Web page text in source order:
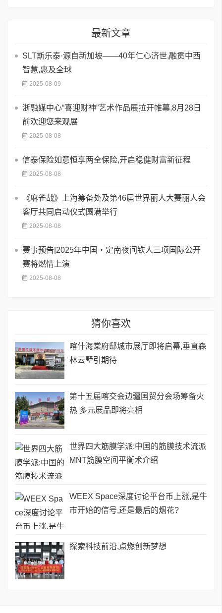
最新文章
SLT斯乐泰·源自新加坡——40年仁心济世,融贯中西
智慧,惠及全球
2025-08-09
浙融媒中心“喜迎财神”艺术作品展拉开帷幕,8月28日
前欢迎您来观展
2025-08-08
信泰保险如意恒享两全保险,开启稳健财富新征程
2025-08-08
《麻雀战》上海筹备处及第46届世界丽人大赛丽人会
客厅共同启动仪式圆满举行
2025-08-08
赛事预告|2025年中国・定南夜间铁人三项国际公开
赛将燃情上演
2025-08-08
猜你喜欢
喀什海棠府邸城市展厅即将启幕,垂直森
林云墅引期待
第十五届喀交会边疆国贸分会场筹备火
热 多元展品即将亮相
世界四大筋膜学派:中国的筋膜技术流派
MNT筋膜空间平衡术介绍
WEEX Space深度讨论平台币上涨,是牛
市开始的信号,还是最后的烟花?
探索科技前沿,点燃创新梦想